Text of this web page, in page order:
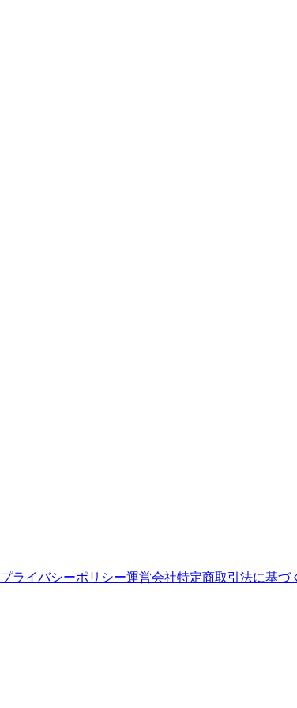
プライバシーポリシー運営会社特定商取引法に基づ